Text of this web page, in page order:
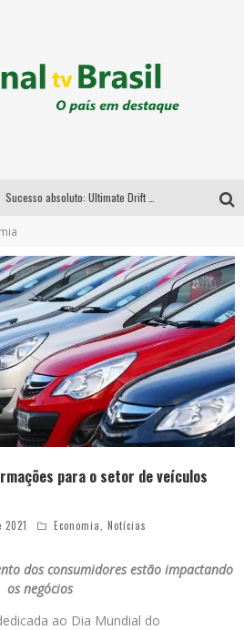
Chega de mistério! Baianas Ozadas lança tema do carnaval de 2026 nesta terça-feira
Em abril, Boulevard Shopping BH realiza sorteio de TVs 4K
para o setor de veículos
Economia Notícias
dos consumidores estão impactando
os negócios
ao Dia Mundial do